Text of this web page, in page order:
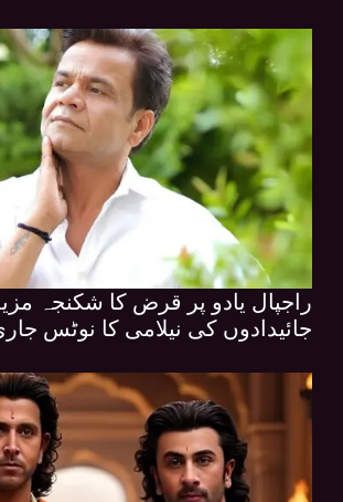
راجپال یادو پر قرض کا شکنجہ
جائیدادوں کی نیلامی کا نوٹس